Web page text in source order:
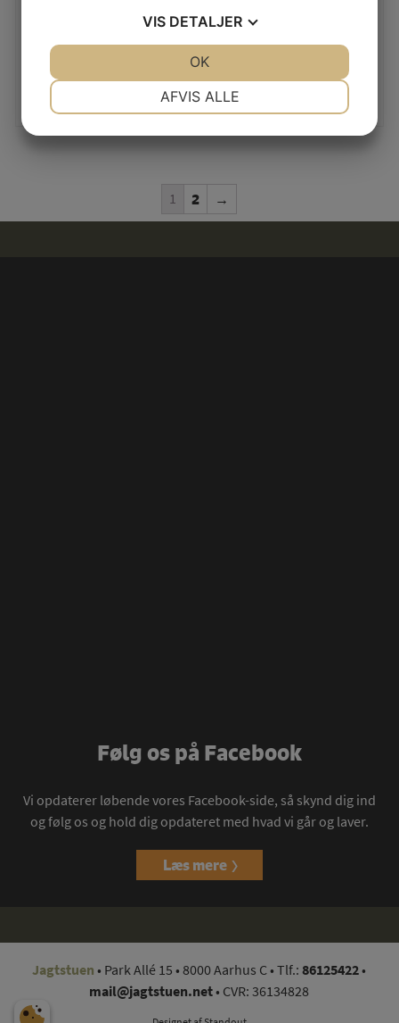
1 2 →
Følg os på Facebook
Vi opdaterer løbende vores Facebook-side, så skynd dig ind
og følg os og hold dig opdateret med hvad vi går og laver.
Læs mere
Jagtstuen• Park Allé 15•8000 Aarhus C• Tlf.:86125422•
mail@jagtstuen.net• CVR: 36134828
VIS DETALJER
AFVIS ALLE
OK